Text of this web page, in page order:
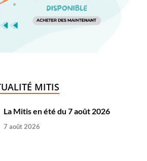
MITIS
La Mitis en été du 7 août 2026
7 août 2026